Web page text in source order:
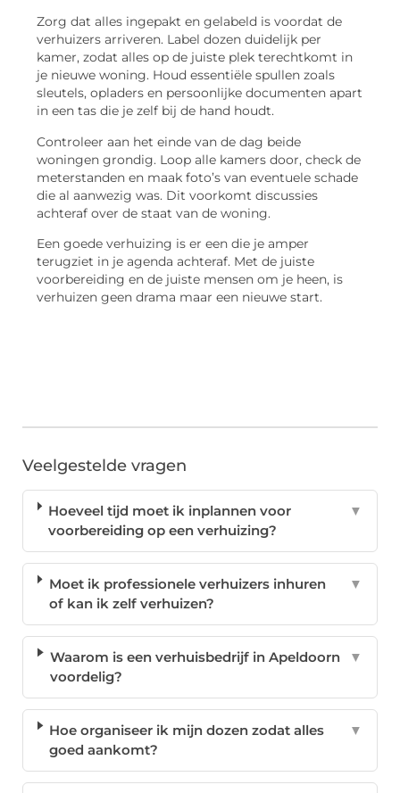
Zorg dat alles ingepakt en gelabeld is voordat de
verhuizers arriveren. Label dozen duidelijk per
kamer, zodat alles op de juiste plek terechtkomt in
je nieuwe woning. Houd essentiële spullen zoals
sleutels, opladers en persoonlijke documenten apart
in een tas die je zelf bij de hand houdt.
Controleer aan het einde van de dag beide
woningen grondig. Loop alle kamers door, check de
meterstanden en maak foto’s van eventuele schade
die al aanwezig was. Dit voorkomt discussies
achteraf over de staat van de woning.
Een goede verhuizing is er een die je amper
terugziet in je agenda achteraf. Met de juiste
voorbereiding en de juiste mensen om je heen, is
verhuizen geen drama maar een nieuwe start.
Veelgestelde vragen
Hoeveel tijd moet ik inplannen voor
voorbereiding op een verhuizing?
▼
Moet ik professionele verhuizers inhuren
of kan ik zelf verhuizen?
▼
Waarom is een verhuisbedrijf in Apeldoorn
voordelig?
▼
Hoe organiseer ik mijn dozen zodat alles
goed aankomt?
▼